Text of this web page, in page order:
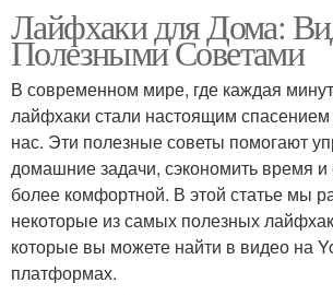
Лайфхаки для Дома:
Полезными Советами
В современном мире, где каждая
лайфхаки стали настоящим спасением
нас. Эти полезные советы помогают
домашние задачи, сэкономить время и
более комфортной. В этой статье мы
некоторые из самых полезных
которые вы можете найти в видео на
платформах.